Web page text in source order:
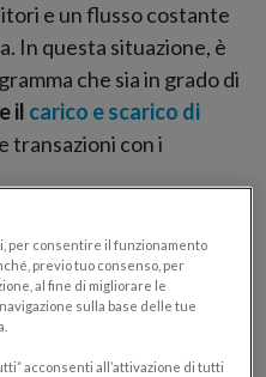
e un flusso costante
In questa situazione, è
che sia in grado di
il carico e scarico di
transazioni con i
le esigenze
tua azienda.
per consentire il funzionamento
previo tuo consenso, per
al fine di migliorare le
sulla base delle tue
acconsenti all’attivazione di tutti